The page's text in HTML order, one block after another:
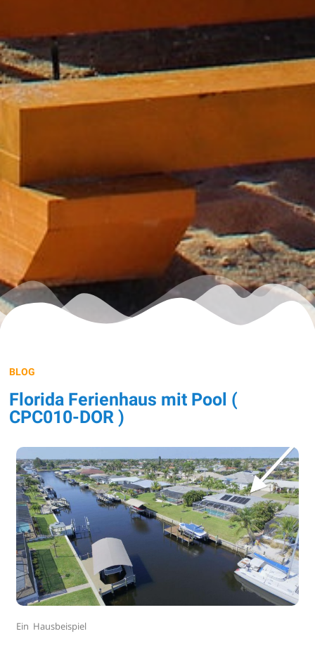
BLOG
Florida Ferienhaus mit Pool (
CPC010-DOR )
Ein Hausbeispiel